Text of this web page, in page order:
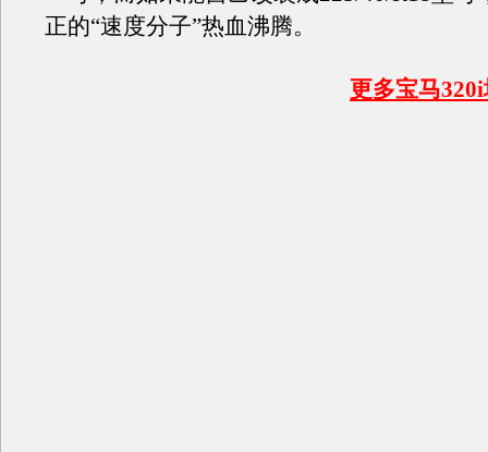
正的“速度分子”热血沸腾。
更多宝马